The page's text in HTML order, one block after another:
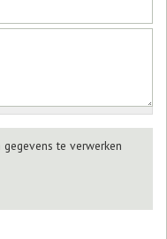
te verwerken